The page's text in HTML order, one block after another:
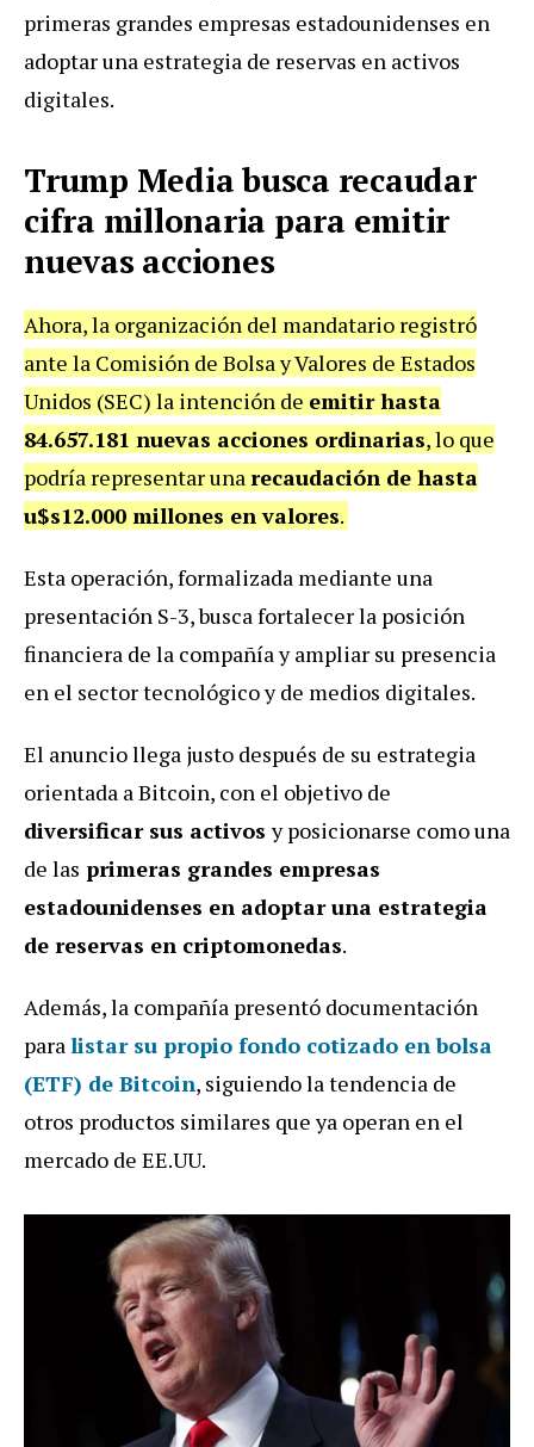
primeras grandes empresas estadounidenses en
adoptar una estrategia de reservas en activos
digitales.
Trump Media busca recaudar
cifra millonaria para emitir
nuevas acciones
Ahora, la organización del mandatario registró
ante la Comisión de Bolsa y Valores de Estados
Unidos (SEC) la intención de emitir hasta
84.657.181 nuevas acciones ordinarias, lo que
podría representar unarecaudación de hasta
u$s12.000 millones en valores.
Esta operación, formalizada mediante una
presentación S-3, busca fortalecer la posición
financiera de la compañía y ampliar su presencia
en el sector tecnológico y de medios digitales.
El anuncio llega justo después de su estrategia
orientada a Bitcoin, con el objetivo de
diversificar sus activosy posicionarse como una
de las primeras grandes empresas
estadounidenses en adoptar una estrategia
de reservas en criptomonedas.
Además, la compañía presentó documentación
paralistar su propio fondo cotizado en bolsa
(ETF) de Bitcoin, siguiendo la tendencia de
otros productos similares que ya operan en el
mercado de EE.UU.